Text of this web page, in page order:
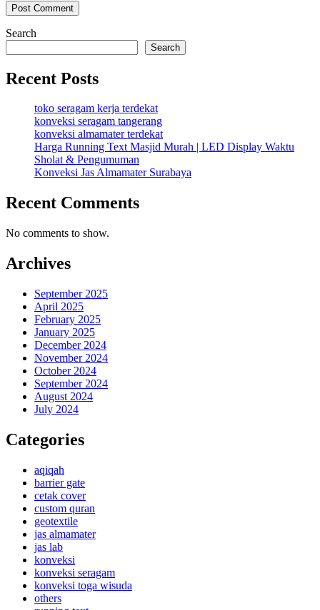
Search
Search
Recent Posts
toko seragam kerja terdekat
konveksi seragam tangerang
konveksi almamater terdekat
Harga Running Text Masjid Murah | LED Display Waktu
Sholat & Pengumuman
Konveksi Jas Almamater Surabaya
Recent Comments
No comments to show.
Archives
September 2025
April 2025
February 2025
January 2025
December 2024
November 2024
October 2024
September 2024
August 2024
July 2024
Categories
aqiqah
barrier gate
cetak cover
custom quran
geotextile
jas almamater
jas lab
konveksi
konveksi seragam
konveksi toga wisuda
others